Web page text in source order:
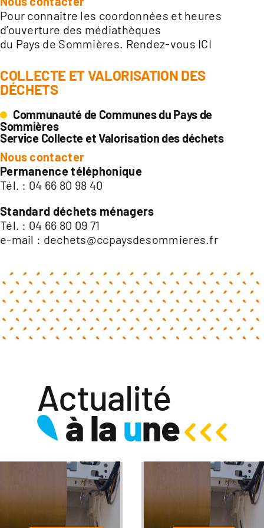
Pour connaitre les coordonnées et heures
d’ouverture des médiathèques
du Pays de Sommières. Rendez-vous ICI
COLLECTE ET VALORISATION DES
DÉCHETS
Communauté de Communes du Pays de
Sommières
Service Collecte et Valorisation des déchets
Nous contacter
Permanence téléphonique
Tél. : 04 66 80 98 40
Standard déchets ménagers
Tél. : 04 66 80 09 71
e-mail : dechets@ccpaysdesommieres.fr
Actualité
à laune